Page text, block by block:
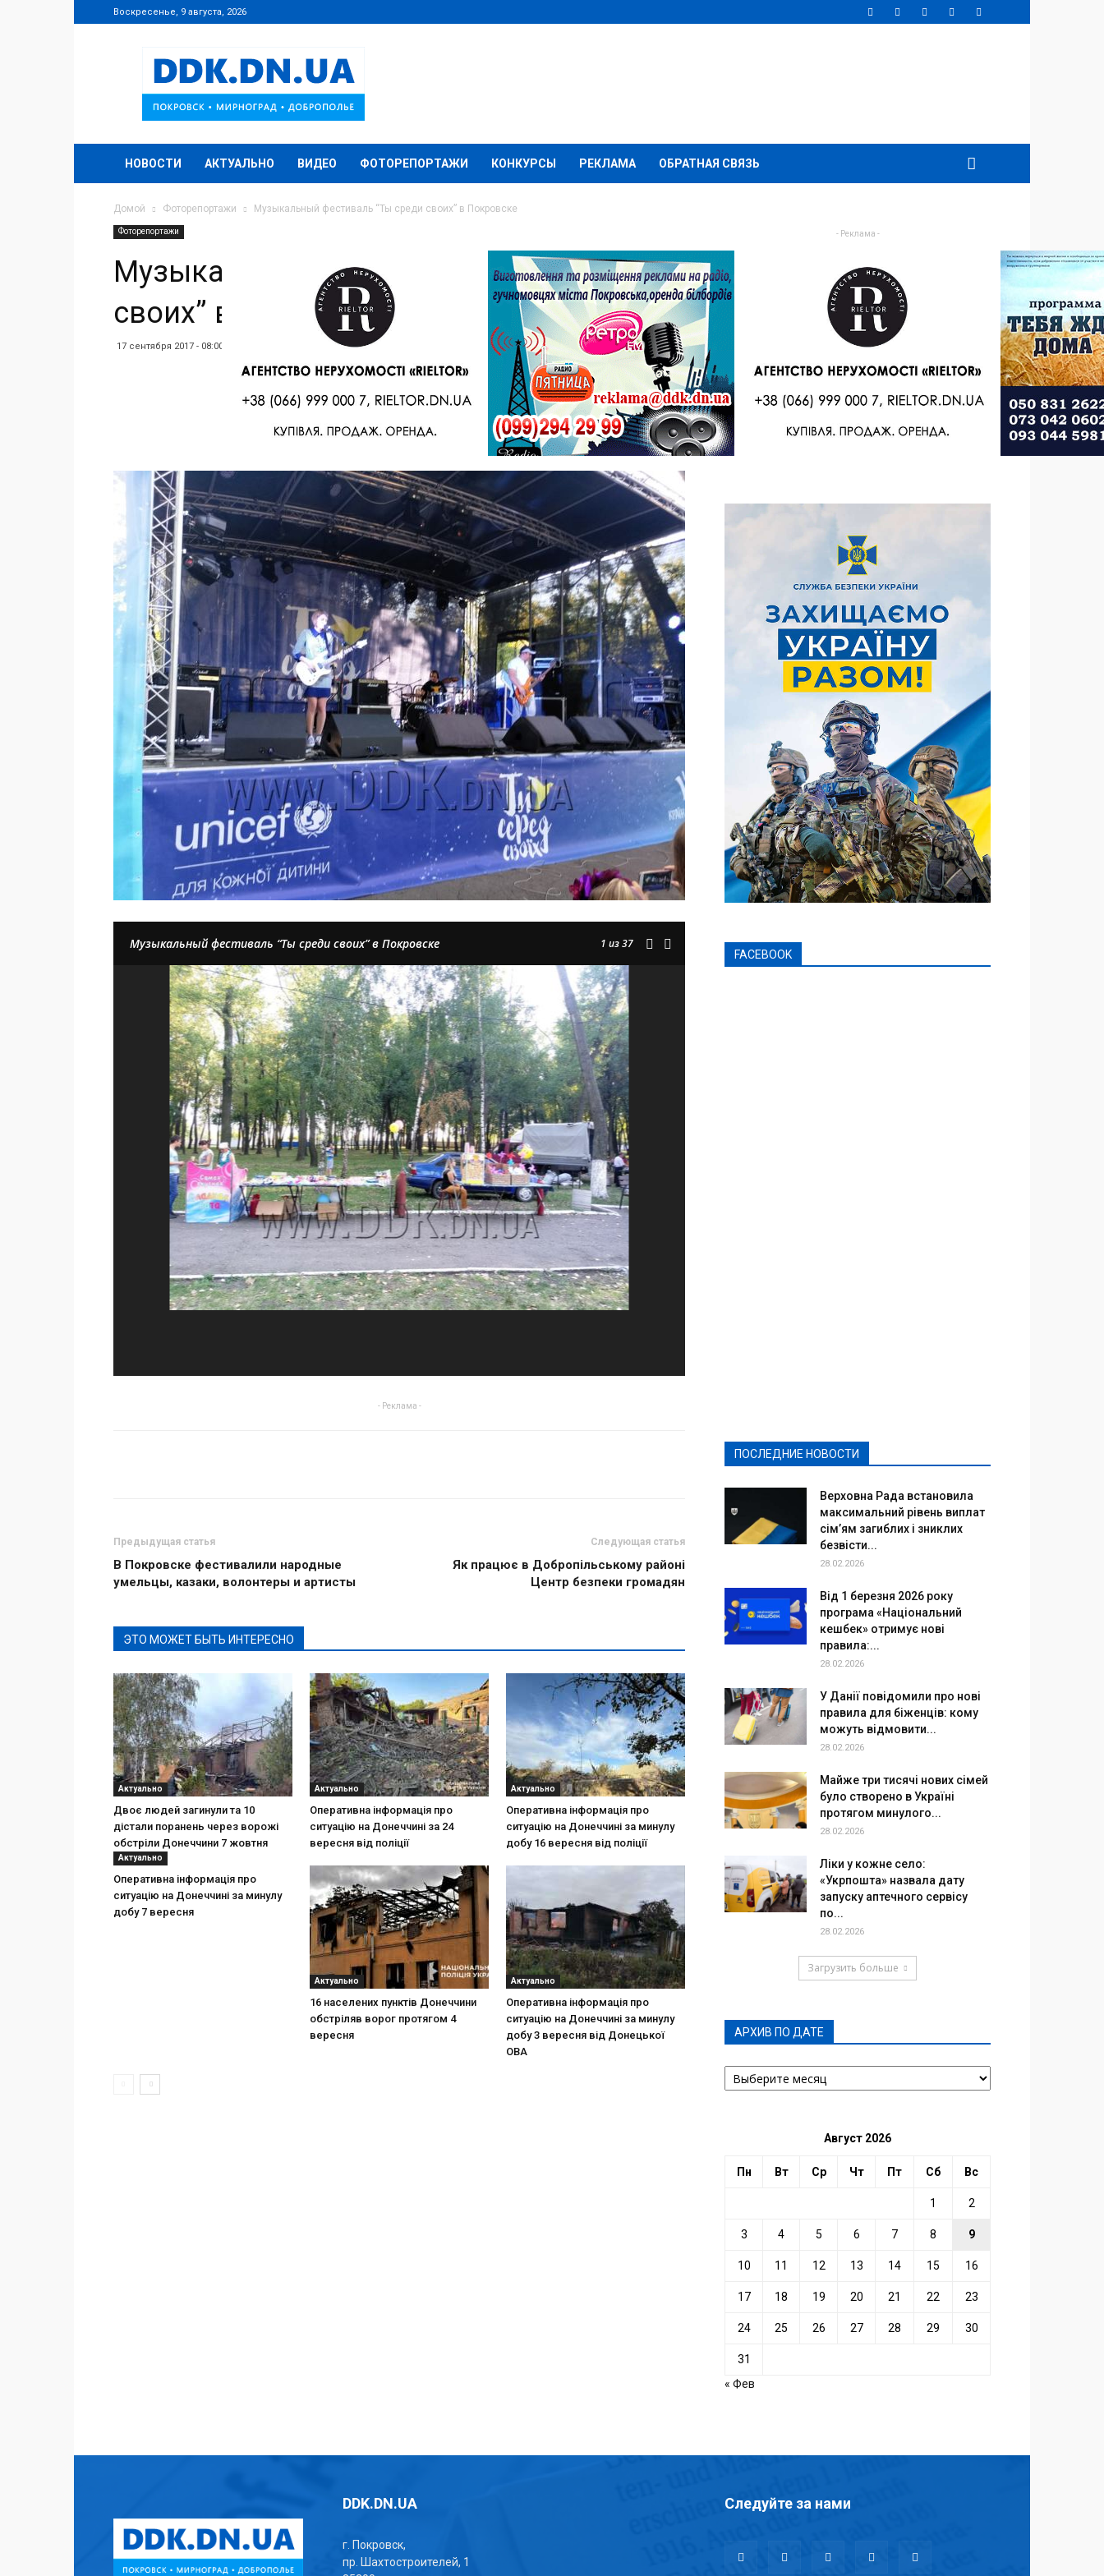
Воскресенье, 9 августа, 2026
DDK.DN.UA
НОВОСТИ АКТУАЛЬНО ВИДЕО ФОТОРЕПОРТАЖИ КОНКУРСЫ РЕКЛАМА ОБРАТНАЯ СВЯЗЬ
Домой Фоторепортажи Музыкальный фестиваль “Ты среди своих” в Покровске
Фоторепортажи
Музыкальный фестиваль “Ты среди
своих” в Покровске
17 сентября 2017 - 08:00
Музыкальный фестиваль “Ты среди своих” в Покровске 1 из 37
- Реклама -
Предыдущая статья
В Покровске фестивалили народные
умельцы, казаки, волонтеры и артисты
Следующая статья
Як працює в Добропільському районі
Центр безпеки громадян
ЭТО МОЖЕТ БЫТЬ ИНТЕРЕСНО
Актуально
Двоє людей загинули та 10
дістали поранень через ворожі
обстріли Донеччини 7 жовтня
Актуально
Оперативна інформація про
ситуацію на Донеччині за 24
вересня від поліції
Актуально
Оперативна інформація про
ситуацію на Донеччині за минулу
добу 16 вересня від поліції
Актуально
Оперативна інформація про
ситуацію на Донеччині за минулу
добу 7 вересня
Актуально
16 населених пунктів Донеччини
обстріляв ворог протягом 4
вересня
Актуально
Оперативна інформація про
ситуацію на Донеччині за минулу
добу 3 вересня від Донецької
ОВА
- Реклама -
FACEBOOK
ПОСЛЕДНИЕ НОВОСТИ
Верховна Рада встановила
максимальний рівень виплат
сім’ям загиблих і зниклих
безвісти...
28.02.2026
Від 1 березня 2026 року
програма «Національний
кешбек» отримує нові
правила:...
28.02.2026
У Данії повідомили про нові
правила для біженців: кому
можуть відмовити...
28.02.2026
Майже три тисячі нових сімей
було створено в Україні
протягом минулого...
28.02.2026
Ліки у кожне село:
«Укрпошта» назвала дату
запуску аптечного сервісу
по...
28.02.2026
Загрузить больше
АРХИВ ПО ДАТЕ
АРХИВ
ПО
Август 2026
Пн Вт Ср Чт Пт Сб Вс
1 2
3 4 5 6 7 8 9
10 11 12 13 14 15 16
17 18 19 20 21 22 23
24 25 26 27 28 29 30
31
« Фев
DDK.DN.UA
г. Покровск,
пр. Шахтостроителей, 1
Следуйте за нами